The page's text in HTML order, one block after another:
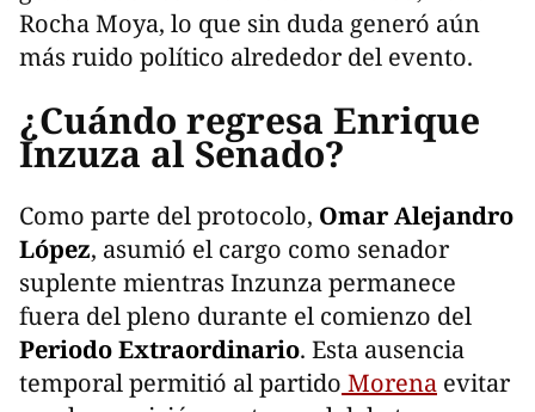
Rocha Moya, lo que sin duda generó aún
más ruido político alrededor del evento.
¿Cuándo regresa Enrique
Inzuza al Senado?
Como parte del protocolo, Omar Alejandro
López, asumió el cargo como senador
suplente mientras Inzunza permanece
fuera del pleno durante el comienzo del
Periodo Extraordinario. Esta ausencia
temporal permitió al partido Morena evitar